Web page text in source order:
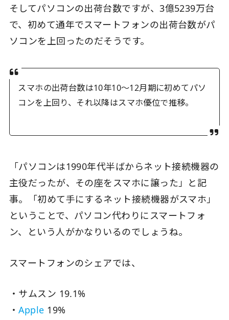
そしてパソコンの出荷台数ですが、3億5239万台
で、初めて通年でスマートフォンの出荷台数がパ
ソコンを上回ったのだそうです。
スマホの出荷台数は10年10～12月期に初めてパソ
コンを上回り、それ以降はスマホ優位で推移。
「パソコンは1990年代半ばからネット接続機器の
主役だったが、その座をスマホに譲った」と記
事。「初めて手にするネット接続機器がスマホ」
ということで、パソコン代わりにスマートフォ
ン、という人がかなりいるのでしょうね。
スマートフォンのシェアでは、
・サムスン 19.1%
・Apple 19%